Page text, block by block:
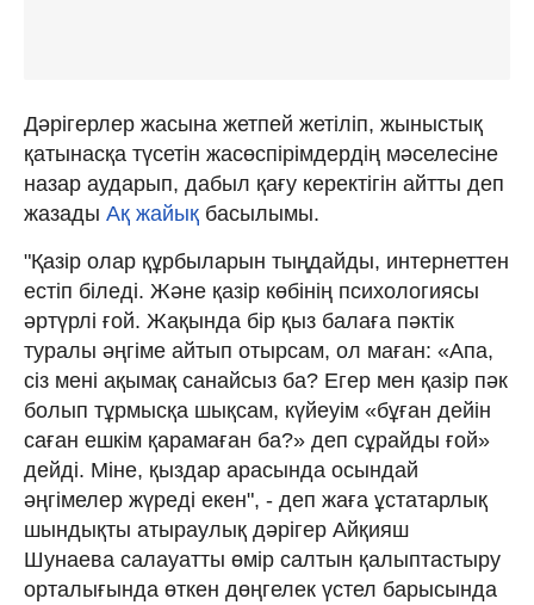
Дәрігерлер жасына жетпей жетіліп, жыныстық
қатынасқа түсетін жасөспірімдердің мәселесіне
назар аударып, дабыл қағу керектігін айтты деп
жазады Ақ жайық басылымы.
"Қазір олар құрбыларын тыңдайды, интернеттен
естіп біледі. Және қазір көбінің психологиясы
әртүрлі ғой. Жақында бір қыз балаға пəктік
туралы əңгіме айтып отырсам, ол маған: «Апа,
сіз мені ақымақ санайсыз ба? Егер мен қазір пəк
болып тұрмысқа шықсам, күйеуім «бұған дейін
саған ешкім қарамаған ба?» деп сұрайды ғой»
дейді. Міне, қыздар арасында осындай
әңгімелер жүреді екен", - деп жаға ұстатарлық
шындықты атыраулық дәрігер Айқияш
Шунаева салауатты өмір салтын қалыптастыру
орталығында өткен дөңгелек үстел барысында